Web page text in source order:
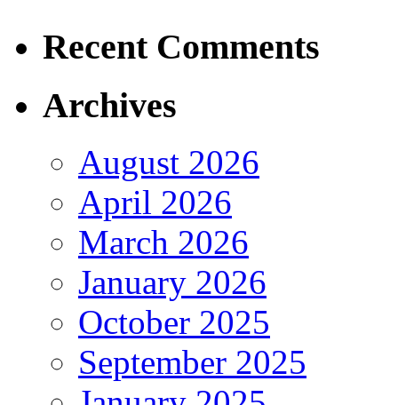
Recent Comments
Archives
August 2026
April 2026
March 2026
January 2026
October 2025
September 2025